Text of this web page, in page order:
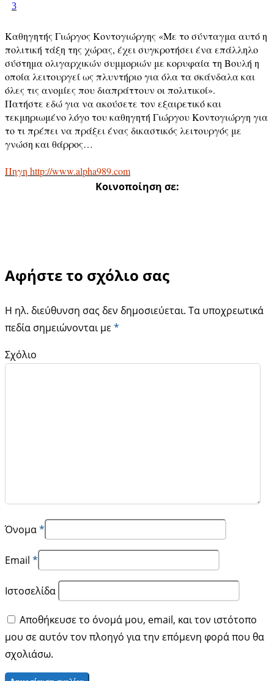
3
Καθηγητής Γιώργος Κοντογιώργης «Με το σύνταγμα αυτό η
πολιτική τάξη της χώρας, έχει συγκροτήσει ένα επάλληλο
σύστημα ολιγαρχικών συμμοριών με κορυφαία τη Βουλή η
οποία λειτουργεί ως πλυντήριο για όλα τα σκάνδαλα και
όλες τις ανομίες που διαπράττουν οι πολιτικοί».
Πατήστε εδώ για να ακούσετε τον εξαιρετικό και
τεκμηριωμένο λόγο του καθηγητή Γιώργου Κοντογιώργη για
το τι πρέπει να πράξει ένας δικαστικός λειτουργός με
γνώση και θάρρος…
Πηγη http://www.alpha989.com
Κοινοποίηση σε:
Αφήστε το σχόλιο σας
Η ηλ. διεύθυνση σας δεν δημοσιεύεται. Τα υποχρεωτικά
πεδία σημειώνονται με *
Σχόλιο
Όνομα*
Email *
Ιστοσελίδα
Αποθήκευσε το όνομά μου, email, και τον ιστότοπο
μου σε αυτόν τον πλοηγό για την επόμενη φορά που θα
σχολιάσω.